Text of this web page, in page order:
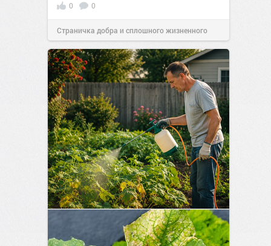
0 0
Страничка добра и сплошного жизненного
позитива!11:38Сегодня